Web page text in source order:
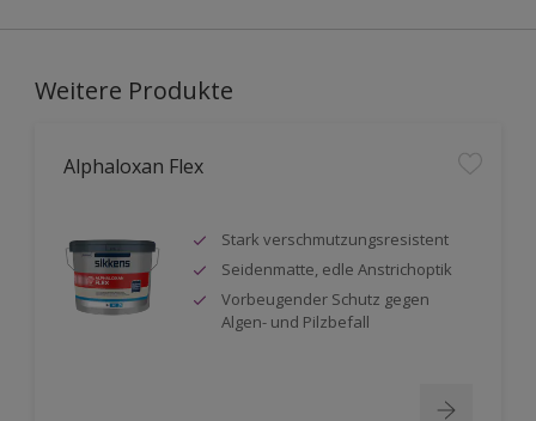
Weitere Produkte
Alphaloxan Flex
Stark verschmutzungsresistent
Seidenmatte, edle Anstrichoptik
Vorbeugender Schutz gegen
Algen- und Pilzbefall